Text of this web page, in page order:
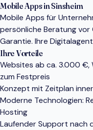
Mobile Apps in Sinsheim
Mobile Apps für
persönliche Beratung
Garantie. Ihre
Ihre Vorteile
Websites ab ca. 3.000
zum Festpreis
Konzept mit Zeitplan
Moderne Technologien:
Hosting
Laufender Support nach